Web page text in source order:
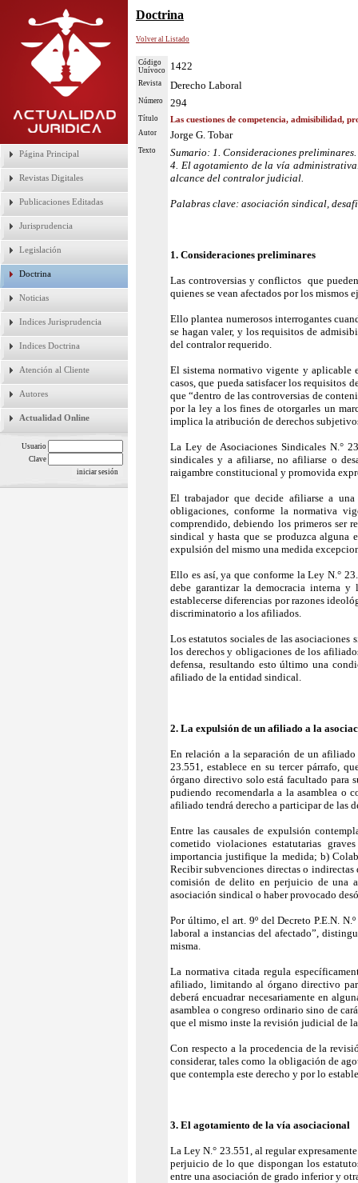
Página Principal
Revistas Digitales
Publicaciones Editadas
Jurisprudencia
Legislación
Doctrina
Noticias
Indices Jurisprudencia
Indices Doctrina
Atención al Cliente
Autores
Actualidad Online
Usuario
Clave
Doctrina
Volver al Listado
Código
Unívoco
1422
Revista Derecho Laboral
Número 294
Título Las cuestiones de competencia, admisibilidad,
Autor Jorge G. Tobar
Texto
Sumario: 1. Consideraciones
4. El agotamiento de la vía
alcance del contralor judicial.
Palabras clave: asociación sindical,
1. Consideraciones preliminares
Las controversias y conflictos que
quienes se vean afectados por los mismos
Ello plantea numerosos interrogantes
se hagan valer, y los requisitos de
del contralor requerido.
El sistema normativo vigente y aplicable
casos, que pueda satisfacer los requisitos
que “dentro de las controversias de
por la ley a los fines de otorgarles un
implica la atribución de derechos
La Ley de Asociaciones Sindicales N.°
sindicales y a afiliarse, no afiliarse o
raigambre constitucional y promovida
El trabajador que decide afiliarse a
obligaciones, conforme la normativa
comprendido, debiendo los primeros ser
sindical y hasta que se produzca alguna
expulsión del mismo una medida
Ello es así, ya que conforme la Ley N.°
debe garantizar la democracia interna
establecerse diferencias por razones
discriminatorio a los afiliados.
Los estatutos sociales de las
los derechos y obligaciones de los
defensa, resultando esto último una
afiliado de la entidad sindical.
2. La expulsión de un afiliado a la
En relación a la separación de un
23.551, establece en su tercer párrafo,
órgano directivo solo está facultado para
pudiendo recomendarla a la asamblea o
afiliado tendrá derecho a participar de las
Entre las causales de expulsión
cometido violaciones estatutarias
importancia justifique la medida; b)
Recibir subvenciones directas o
comisión de delito en perjuicio de una
asociación sindical o haber provocado
Por último, el art. 9º del Decreto P.E.N.
laboral a instancias del afectado”,
misma.
La normativa citada regula
afiliado, limitando al órgano directivo
deberá encuadrar necesariamente en
asamblea o congreso ordinario sino de
que el mismo inste la revisión judicial de
Con respecto a la procedencia de la
considerar, tales como la obligación de
que contempla este derecho y por lo
3. El agotamiento de la vía asociacional
La Ley N.° 23.551, al regular
perjuicio de lo que dispongan los
entre una asociación de grado inferior y